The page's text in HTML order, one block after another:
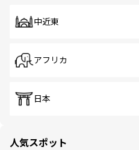
中近東
アフリカ
日本
人気スポット